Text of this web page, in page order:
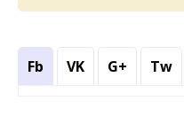
Fb VK G+ Tw